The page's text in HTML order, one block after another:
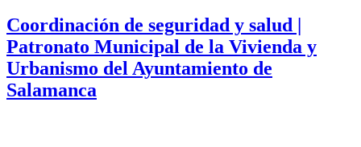
Coordinación de seguridad y salud |
Patronato Municipal de la Vivienda y
Urbanismo del Ayuntamiento de
Salamanca